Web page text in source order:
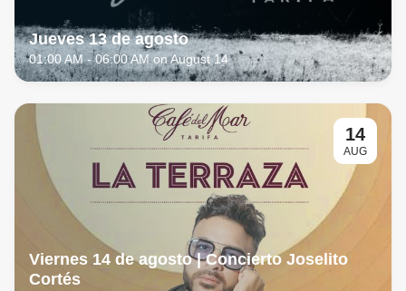
Jueves 13 de agosto
01:00 AM- 06:00 AM on August 14
14
AUG
Viernes 14 de agosto | Concierto Joselito
Cortés